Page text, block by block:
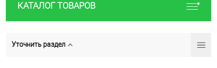
КАТАЛОГ ТОВАРОВ
Уточнить раздел